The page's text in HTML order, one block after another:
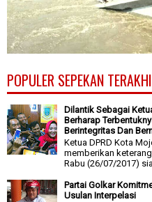
POPULER SEPEKAN
Dilantik Sebagai
Berharap
Berintegritas Dan
Ketua DPRD Kota
memberikan
Rabu (26/07/2017)
Partai Golkar
Usulan Interpelasi